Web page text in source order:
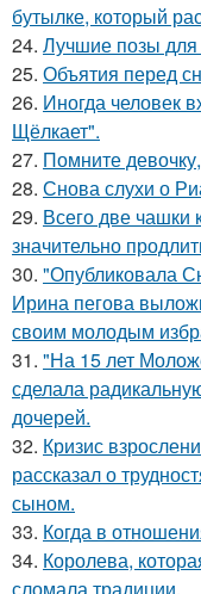
бутылке, который
24. Лучшие позы для
25. Объятия перед
26. Иногда человек
Щёлкает".
27. Помните
28. Снова слухи о
29. Всего две чашки
значительно
30. "Опубликовала
Ирина пегова
своим молодым
31. "На 15 лет
сделала
дочерей.
32. Кризис
рассказал о
сыном.
33. Когда в
34. Королева,